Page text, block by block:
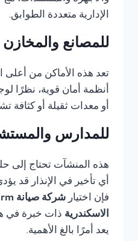
الإدارية متعددة الطوابق.
للمصانع والمخازن
تعد هذه الأماكن من أعلى
أنظمة أمان قوية، نظرًا
أو معدات ثقيلة أو كثافة
للمدارس
هذه المنشآت تحتاج إلى
أي تأخير في الإنذار قد
فإن اختيار
الاسكندرية ذات خبرة في
يعد أمرًا بالغ الأهمية.